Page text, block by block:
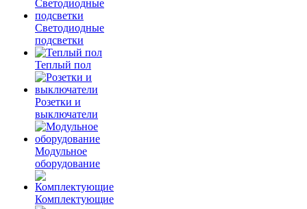
Светодиодные
подсветки
Теплый пол
Розетки и
выключатели
Модульное
оборудование
Комплектующие